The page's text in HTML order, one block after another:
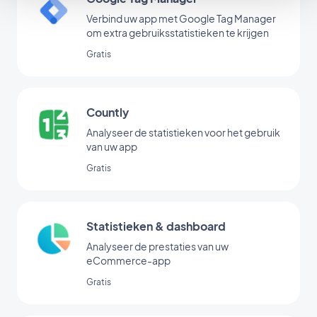
Verbind uw app met Google Tag Manager
om extra gebruiksstatistieken te krijgen
Gratis
Countly
Analyseer de statistieken voor het gebruik
van uw app
Gratis
Statistieken & dashboard
Analyseer de prestaties van uw
eCommerce-app
Gratis